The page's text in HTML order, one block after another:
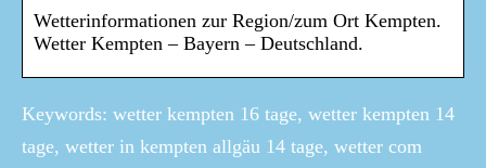
Wetterinformationen zur Region/zum Ort Kempten.
Wetter Kempten – Bayern – Deutschland.
Keywords: wetter kempten 16 tage, wetter kempten 14
tage, wetter in kempten allgäu 14 tage, wetter com